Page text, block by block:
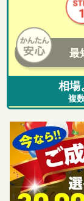
最
相場
複